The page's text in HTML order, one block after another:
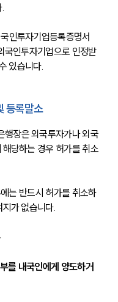
인투자기업등록증명서
국인투자기업으로 인정받
있습니다.
등록말소
행장은 외국투자가나 외국
당하는 경우 허가를 취소
는 반드시 허가를 취소하
가 없습니다.
를 내국인에게 양도하거